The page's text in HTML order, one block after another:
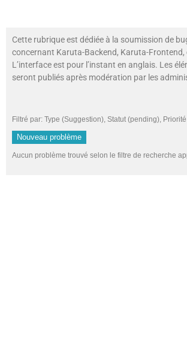
Cette rubrique est dédiée à la soumission de
concernant Karuta-Backend, Karuta-Frontend,
L’interface est pour l’instant en anglais. Les
seront publiés après modération par les
Filtré par: Type (Suggestion), Statut (pending),
Nouveau problème
Aucun problème trouvé selon le filtre de recherche